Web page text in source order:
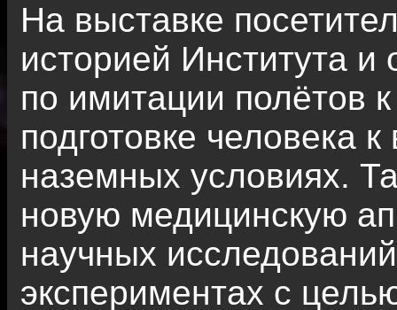
На выставке
историей Института
по имитации полётов
подготовке человека
наземных условиях.
новую медицинскую
научных
экспериментах с